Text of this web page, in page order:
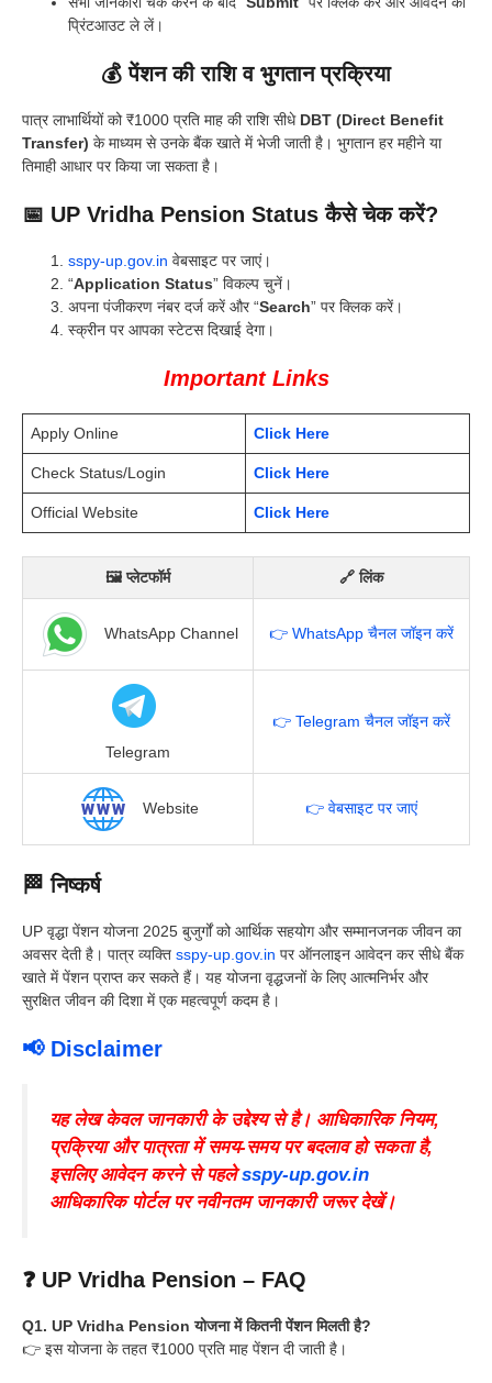
प्रिंटआउट ले लें।
💰 पेंशन की राशि व भुगतान प्रक्रिया
पात्र लाभार्थियों को ₹1000 प्रति माह की राशि सीधे DBT (Direct Benefit
Transfer) के माध्यम से उनके बैंक खाते में भेजी जाती है। भुगतान हर महीने या
तिमाही आधार पर किया जा सकता है।
📅 UP Vridha Pension Status कैसे चेक करें?
sspy-up.gov.in वेबसाइट पर जाएं।
“Application Status” विकल्प चुनें।
अपना पंजीकरण नंबर दर्ज करें और “Search” पर क्लिक करें।
स्क्रीन पर आपका स्टेटस दिखाई देगा।
Important Links
Apply Online Click Here
Check Status/Login Click Here
Official Website Click Here
🖼 प्लेटफॉर्म 🔗 लिंक
WhatsApp Channel 👉 WhatsApp चैनल जॉइन करें
Telegram
👉 Telegram चैनल जॉइन करें
Website 👉 वेबसाइट पर जाएं
🏁 निष्कर्ष
UP वृद्धा पेंशन योजना 2025 बुजुर्गों को आर्थिक सहयोग और सम्मानजनक जीवन का
अवसर देती है। पात्र व्यक्ति sspy-up.gov.in पर ऑनलाइन आवेदन कर सीधे बैंक
खाते में पेंशन प्राप्त कर सकते हैं। यह योजना वृद्धजनों के लिए आत्मनिर्भर और
सुरक्षित जीवन की दिशा में एक महत्वपूर्ण कदम है।
📢 Disclaimer
यह लेख केवल जानकारी के उद्देश्य से है। आधिकारिक नियम,
प्रक्रिया और पात्रता में समय-समय पर बदलाव हो सकता है,
इसलिए आवेदन करने से पहलेsspy-up.gov.in
आधिकारिक पोर्टल पर नवीनतम जानकारी जरूर देखें।
❓ UP Vridha Pension – FAQ
Q1. UP Vridha Pension योजना में कितनी पेंशन मिलती है?
👉 इस योजना के तहत ₹1000 प्रति माह पेंशन दी जाती है।